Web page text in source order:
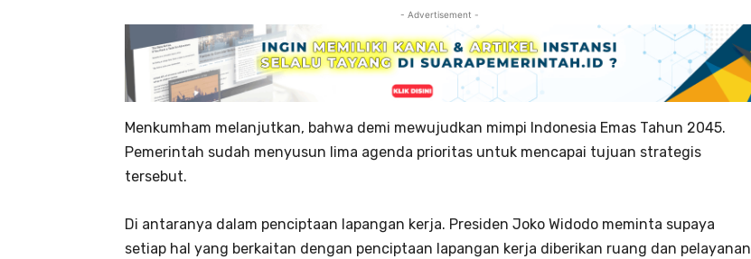
- Advertisement -
Menkumham melanjutkan, bahwa demi mewujudkan mimpi Indonesia Emas Tahun 2045.
Pemerintah sudah menyusun lima agenda prioritas untuk mencapai tujuan strategis
tersebut.
Di antaranya dalam penciptaan lapangan kerja. Presiden Joko Widodo meminta supaya
setiap hal yang berkaitan dengan penciptaan lapangan kerja diberikan ruang dan pelayanan